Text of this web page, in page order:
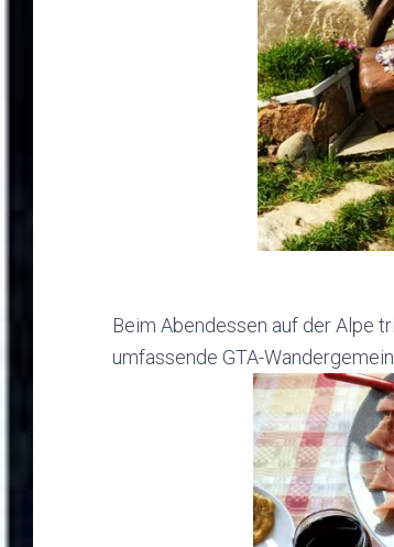
Beim Abendessen auf der Alpe
umfassende GTA-